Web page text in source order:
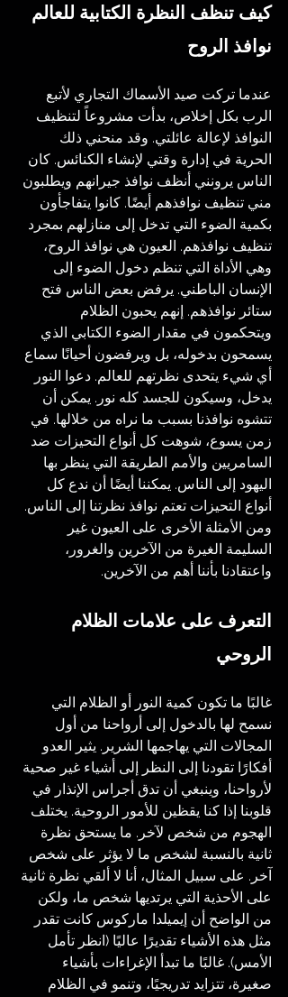
كيف تنظف النظرة الكتابية للعالم
نوافذ الروح
عندما تركت صيد الأسماك التجاري لأتبع
الرب بكل إخلاص، بدأت مشروعاً لتنظيف
النوافذ لإعالة عائلتي. وقد منحني ذلك
الحرية في إدارة وقتي لإنشاء الكنائس. كان
الناس يرونني أنظف نوافذ جيرانهم ويطلبون
مني تنظيف نوافذهم أيضًا. كانوا يتفاجأون
بكمية الضوء التي تدخل إلى منازلهم بمجرد
تنظيف نوافذهم. العيون هي نوافذ الروح،
وهي الأداة التي تنظم دخول الضوء إلى
الإنسان الباطني. يرفض بعض الناس فتح
ستائر نوافذهم. إنهم يحبون الظلام
ويتحكمون في مقدار الضوء الكتابي الذي
يسمحون بدخوله، بل ويرفضون أحيانًا سماع
أي شيء يتحدى نظرتهم للعالم. دعوا النور
يدخل، وسيكون للجسد كله نور. يمكن أن
تتشوه نوافذنا بسبب ما نراه من خلالها. في
زمن يسوع، شوهت كل أنواع التحيزات ضد
السامريين والأمم الطريقة التي ينظر بها
اليهود إلى الناس. يمكننا أيضًا أن ندع كل
أنواع التحيزات تعتم نوافذ نظرتنا إلى الناس.
ومن الأمثلة الأخرى على العيون غير
السليمة الغيرة من الآخرين والغرور،
واعتقادنا بأننا أهم من الآخرين.
التعرف على علامات الظلام
الروحي
غالبًا ما تكون كمية النور أو الظلام التي
نسمح لها بالدخول إلى أرواحنا من أول
المجالات التي يهاجمها الشرير. يثير العدو
أفكارًا تقودنا إلى النظر إلى أشياء غير صحية
لأرواحنا، وينبغي أن تدق أجراس الإنذار في
قلوبنا إذا كنا يقظين للأمور الروحية. يختلف
الهجوم من شخص لآخر. ما يستحق نظرة
ثانية بالنسبة لشخص ما لا يؤثر على شخص
آخر. على سبيل المثال، أنا لا ألقي نظرة ثانية
على الأحذية التي يرتديها شخص ما، ولكن
من الواضح أن إيميلدا ماركوس كانت تقدر
مثل هذه الأشياء تقديرًا عاليًا (انظر تأمل
الأمس). غالبًا ما تبدأ الإغراءات بأشياء
صغيرة، تتزايد تدريجيًا، وتنمو في الظلام